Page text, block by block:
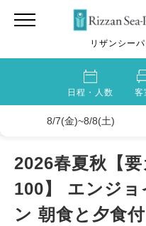
リザンシー
日程・人数 客
8/7(金)~8/8(土)
2026春夏秋【
100】 エンジ
ン 朝食と夕食付